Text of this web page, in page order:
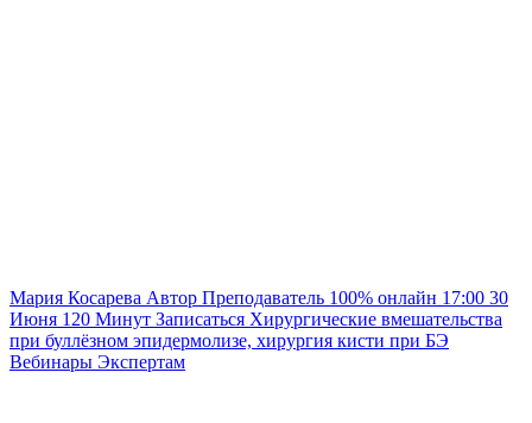
Мария Косарева Автор Преподаватель 100% онлайн 17:00 30
Июня 120 Минут Записаться Хирургические вмешательства
при буллёзном эпидермолизе, хирургия кисти при БЭ
Вебинары Экспертам